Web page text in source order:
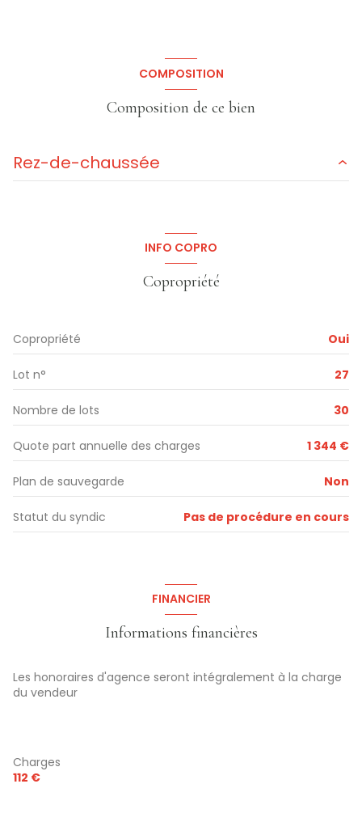
COMPOSITION
Composition de ce bien
Rez-de-chaussée
Chambre n°2
Chambre n°3
10.7 m²
dégagement
5 m²
INFO COPRO
Copropriété
Copropriété Oui
Lot n° 27
Nombre de lots 30
Quote part annuelle des charges 1 344 €
Plan de sauvegarde Non
Statut du syndic Pas de procédure en cours
FINANCIER
Informations financières
Les honoraires d'agence seront intégralement à la charge
du vendeur
Charges
112 €